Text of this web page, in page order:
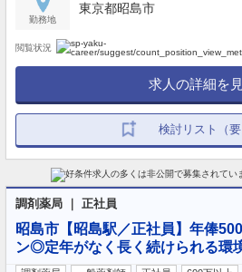
勤務地
東京都昭島市
閲覧状況
求人の詳細を
検討リスト（要
調剤薬局 ｜ 正社員
昭島市【昭島駅／正社員】年俸
ン◎定年がなく長く続けられる環